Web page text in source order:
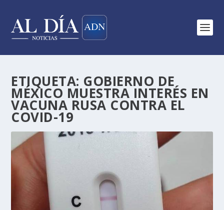
ETIQUETA: GOBIERNO DE
MÉXICO MUESTRA INTERÉS EN
VACUNA RUSA CONTRA EL
COVID-19